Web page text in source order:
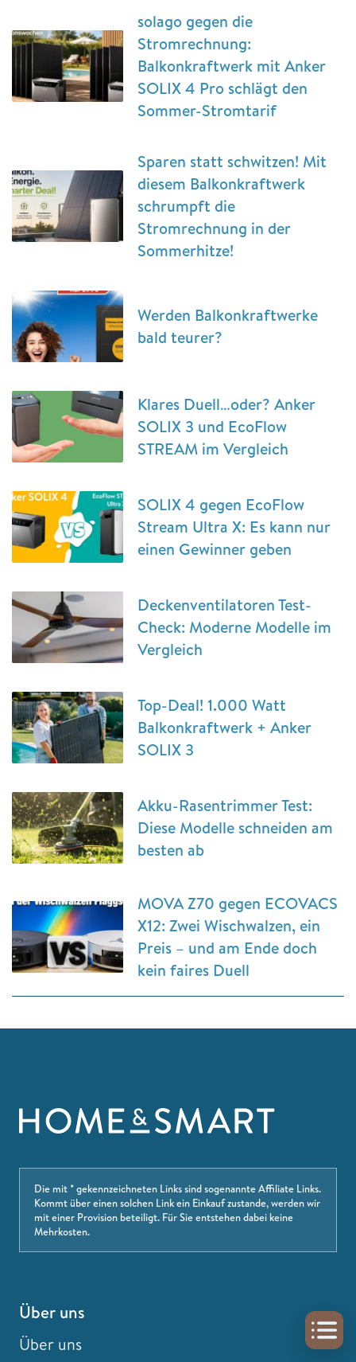
solago gegen die
Stromrechnung:
Balkonkraftwerk mit Anker
SOLIX 4 Pro schlägt den
Sommer-Stromtarif
Sparen statt schwitzen! Mit
diesem Balkonkraftwerk
schrumpft die
Stromrechnung in der
Sommerhitze!
Werden Balkonkraftwerke
bald teurer?
Klares Duell…oder? Anker
SOLIX 3 und EcoFlow
STREAM im Vergleich
SOLIX 4 gegen EcoFlow
Stream Ultra X: Es kann nur
einen Gewinner geben
Deckenventilatoren Test-
Check: Moderne Modelle im
Vergleich
Top-Deal! 1.000 Watt
Balkonkraftwerk + Anker
SOLIX 3
Akku-Rasentrimmer Test:
Diese Modelle schneiden am
besten ab
MOVA Z70 gegen ECOVACS
X12: Zwei Wischwalzen, ein
Preis – und am Ende doch
kein faires Duell
Die mit * gekennzeichneten Links sind sogenannte Affiliate Links.
Kommt über einen solchen Link ein Einkauf zustande, werden wir
mit einer Provision beteiligt. Für Sie entstehen dabei keine
Mehrkosten.
Über uns
Über uns